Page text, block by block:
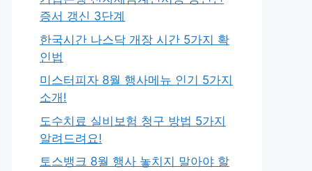
증서 갱신 3단계
한국시간 나스닥 개장 시간 5가지 확
인법
미스터피자 8월 행사메뉴 인기 5가지
소개!
도수치료 실비보험 청구 방법 5가지
알려드려요!
토스뱅크 8월 행사 놓치지 말아야 할